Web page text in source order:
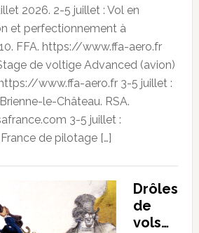
2026. 2-5 juillet : Vol en
et perfectionnement à
FFA. https://www.ffa-aero.fr
de voltige Advanced (avion)
www.ffa-aero.fr 3-5 juillet :
le-Château. RSA.
3-5 juillet :
de pilotage […]
Drôles
de
vols…